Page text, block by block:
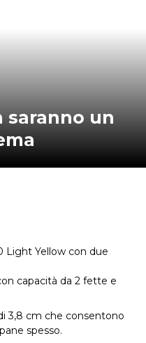
Light Yellow con due
capacità da 2 fette e
3,8 cm che consentono
spesso.